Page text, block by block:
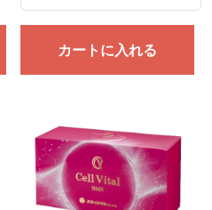
カートに入れる